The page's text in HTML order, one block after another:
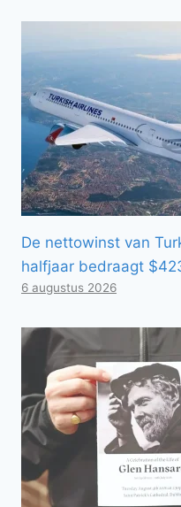
De nettowinst van
halfjaar bedraagt
6 augustus 2026